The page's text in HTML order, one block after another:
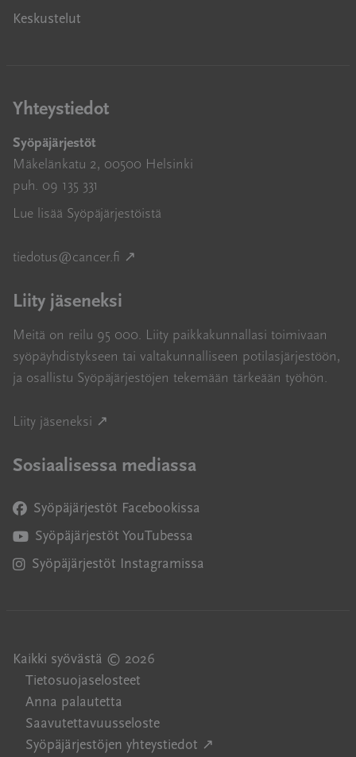
Keskustelut
Yhteystiedot
Syöpäjärjestöt
Mäkelänkatu 2, 00500 Helsinki
puh. 09 135 331
Lue lisää Syöpäjärjestöistä
tiedotus@cancer.fi ↗
Liity jäseneksi
Meitä on reilu 95 000. Liity paikkakunnallasi toimivaan
syöpäyhdistykseen tai valtakunnalliseen potilasjärjestöön,
ja osallistu Syöpäjärjestöjen tekemään tärkeään työhön.
Liity jäseneksi ↗
Sosiaalisessa mediassa
Syöpäjärjestöt Facebookissa
Avautuu uuteen ikkunaan
Syöpäjärjestöt YouTubessa
Avautuu uuteen ikkunaan
Syöpäjärjestöt Instagramissa
Avautuu uuteen ikkunaan
Kaikki syövästä © 2026
Tietosuojaselosteet
Anna palautetta
Saavutettavuusseloste
Syöpäjärjestöjen yhteystiedot ↗